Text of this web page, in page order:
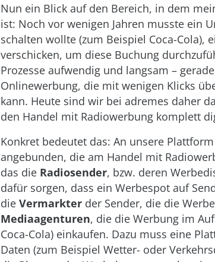
Nun ein Blick auf den Bereich, in dem
ist: Noch vor wenigen Jahren musste ein
schalten wollte (zum Beispiel Coca-Cola),
verschicken, um diese Buchung
Prozesse aufwendig und langsam –
Onlinewerbung, die mit wenigen Klicks
kann. Heute sind wir bei adremes daher
den Handel mit Radiowerbung komplett
Konkret bedeutet das: An unsere
angebunden, die am Handel mit
das die Radiosender, bzw. deren
dafür sorgen, dass ein Werbespot auf
die Vermarkter der Sender, die die
Mediaagenturen, die die Werbung im
Coca-Cola) einkaufen. Dazu muss eine
Daten (zum Beispiel Wetter- oder